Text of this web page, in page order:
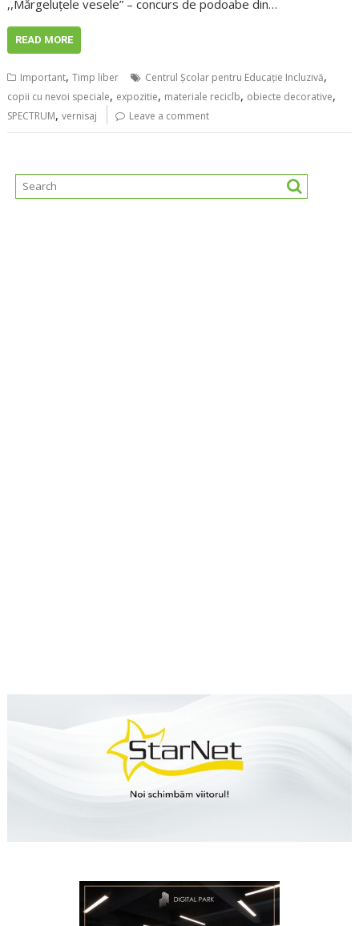
,,Mărgeluțele vesele” – concurs de podoabe din…
READ MORE
Important,Timp liber Centrul Școlar pentru Educație Incluzivă,
copii cu nevoi speciale, expozitie, materiale reciclb, obiecte decorative,
SPECTRUM,vernisaj Leave a comment